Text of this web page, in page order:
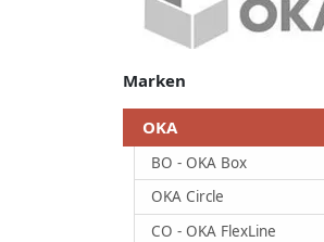
Marken
OKA
BO - OKA Box
OKA Circle
CO - OKA FlexLine